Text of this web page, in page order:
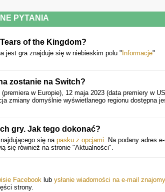
PYTANIA
of the Kingdom?
jest gra znajduje się w niebieskim polu " Informacje"
zostanie na Switch?
w Europie), 12 maja 2023 (data premiery w
zmiany domyślnie wyświetlanego regionu dostępna
gry. Jak tego dokonać?
się napasku z opcjami. Na podany adres e-
się również na stronie "Aktualności".
Facebook lub ysłanie wiadomości na e-mail
strony.
THE